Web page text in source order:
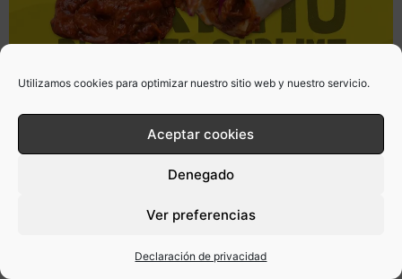
Utilizamos cookies para optimizar nuestro sitio web y nuestro servicio.
Aceptar cookies
Denegado
Ver preferencias
Declaración de privacidad